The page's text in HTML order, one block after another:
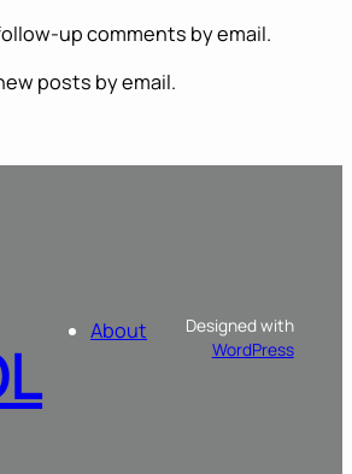
up comments by email.
posts by email.
About
Designed with
WordPress